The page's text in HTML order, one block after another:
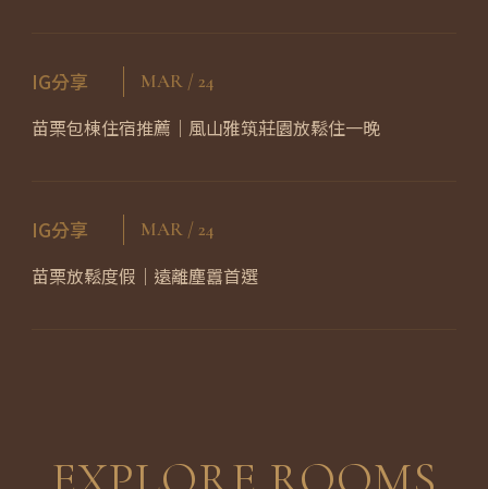
IG分享 MAR / 24
苗栗包棟住宿推薦｜風山雅筑莊園放鬆住一晚
IG分享 MAR / 24
苗栗放鬆度假｜遠離塵囂首選